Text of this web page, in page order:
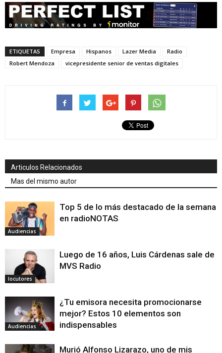
ETIQUETAS Empresa Hispanos Lazer Media
Radio
Robert Mendoza
vicepresidente senior de ventas digitales
Articulos Relacionados
Mas del mismo autor
Audiencias
Top 5 de lo más destacado de la semana
en radioNOTAS
locutores
Luego de 16 años, Luis Cárdenas sale de
MVS Radio
Audiencias
¿Tu emisora necesita promocionarse
mejor? Estos 10 elementos son
indispensables
Murió Alfonso Lizarazo, uno de mis